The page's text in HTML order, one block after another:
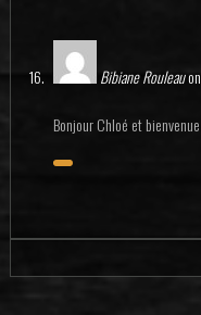
Bibiane Rouleauon
Bonjour Chloé et bienvenue